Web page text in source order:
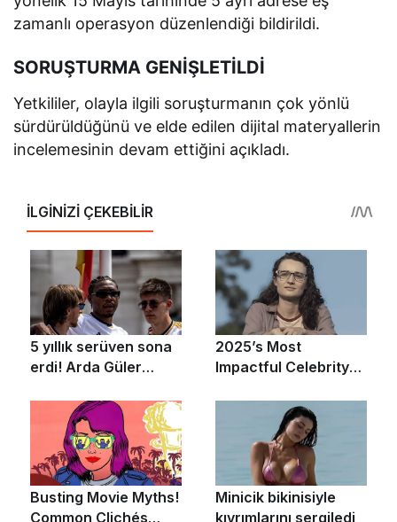
zamanlı operasyon düzenlendiği bildirildi.
SORUŞTURMA GENİŞLETİLDİ
Yetkililer, olayla ilgili soruşturmanın çok yönlü
sürdürüldüğünü ve elde edilen dijital materyallerin
incelemesinin devam ettiğini açıkladı.